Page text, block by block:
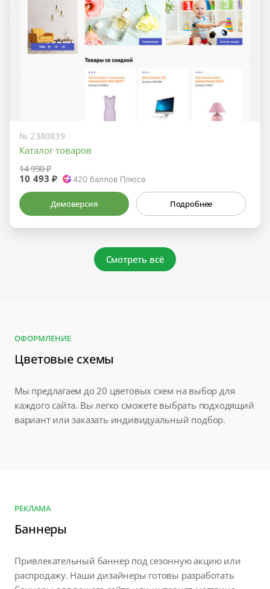
№ 2380839
Каталог товаров
14 990 ₽
10 493 ₽ 420баллов Плюса
Демоверсия Подробнее
Смотреть всё
ОФОРМЛЕНИЕ
Цветовые схемы
Мы предлагаем до 20 цветовых схем на выбор для
каждого сайта. Вы легко сможете выбрать подходящий
вариант или заказать индивидуальный подбор.
РЕКЛАМА
Баннеры
Привлекательный баннер под сезонную акцию или
распродажу. Наши дизайнеры готовы разработать